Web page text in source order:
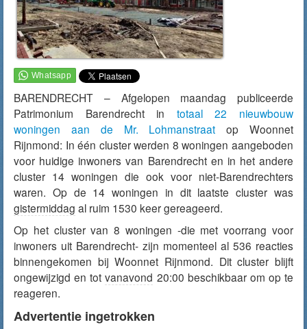
BARENDRECHT – Afgelopen maandag publiceerde
Patrimonium Barendrecht in totaal 22 nieuwbouw
woningen aan de Mr. Lohmanstraat op Woonnet
Rijnmond: In één cluster werden 8 woningen aangeboden
voor huidige inwoners van Barendrecht en in het andere
cluster 14 woningen die ook voor niet-Barendrechters
waren. Op de 14 woningen in dit laatste cluster was
gistermiddag al ruim 1530 keer gereageerd.
Op het cluster van 8 woningen -die met voorrang voor
inwoners uit Barendrecht- zijn momenteel al 536 reacties
binnengekomen bij Woonnet Rijnmond. Dit cluster blijft
ongewijzigd en totvanavond 20:00 beschikbaar om op te
reageren.
Advertentie ingetrokken